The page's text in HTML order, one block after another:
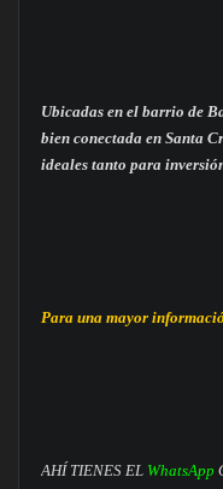
Ubicadas en el barrio de
bien conectada en Santa
ideales tanto para
Para una mayor
AHÍ TIENES EL WhatsApp